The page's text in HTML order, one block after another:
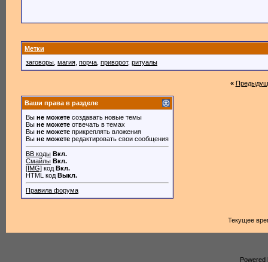
Метки
заговоры магия порча приворот, ритуалы
«
Ваши права в разделе
Вы не можете создавать новые темы
Вы не можете отвечать в темах
Вы не можете прикреплять вложения
Вы не можете редактировать свои сообщения
BB коды Вкл.
Смайлы Вкл.
[IMG] код Вкл.
HTML код Выкл.
Правила форума
Текущее
Powered